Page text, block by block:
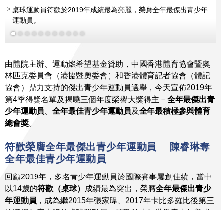
桌球運動員符歡於2019年成績最為亮麗，榮膺全年最傑出青少年
運動員。
更多
由體院主辦、運動燃希望基金贊助，中國香港體育協會暨奧
林匹克委員會（港協暨奧委會）和香港體育記者協會（體記
協會）鼎力支持的傑出青少年運動員選舉，今天宣佈2019年
第4季得獎名單及揭曉三個年度榮譽大獎得主－ 全年最傑出青
少年運動員
全年最佳青少年運動員及全年最積極參與體育
總會獎。
符歡榮膺全年最傑出青少年運動員
陳睿琳奪
全年最佳青少年運動員
回顧2019年，多名青少年運動員於國際賽事屢創佳績，當中
以14歲的符歡（桌球） 成績最為突出，榮膺全年最傑出青少
年運動員 ，成為繼2015年張家瑋、2017年卡比多羅比後第三